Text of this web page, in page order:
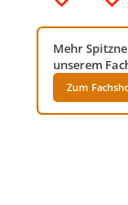
Mehr
unserem
Zum